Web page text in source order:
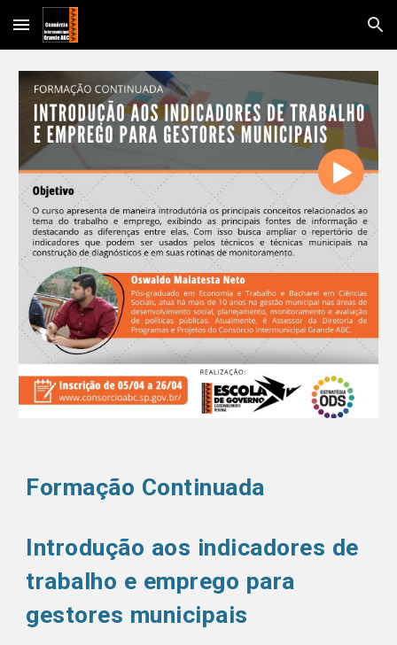
Skip to main content Skip to navigation
Formação Continuada
Introdução aos indicadores de
trabalho e emprego para
gestores municipais